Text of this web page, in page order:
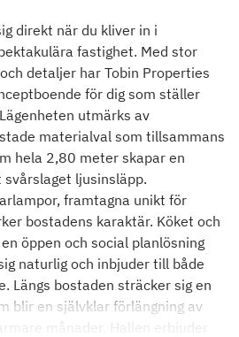
direkt när du kliver in i
fastighet. Med stor
detaljer har Tobin Properties
för dig som ställer
utmärks av
materialval som tillsammans
hela 2,80 meter skapar en
ljusinsläpp.
framtagna unikt för
bostadens karaktär. Köket och
öppen och social planlösning
naturlig och inbjuder till både
Längs bostaden sträcker sig en
blir en självklar förlängning av
månader. Hallen erbjuder